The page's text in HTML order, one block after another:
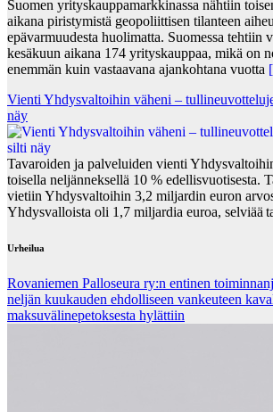
Suomen yrityskauppamarkkinassa nähtiin
aikana piristymistä geopoliittisen tilanteen
epävarmuudesta huolimatta. Suomessa tehtiin
kesäkuun aikana 174 yrityskauppaa, mikä on
enemmän kuin vastaavana ajankohtana vuotta
Vienti Yhdysvaltoihin väheni –
näy
Tavaroiden ja palveluiden vienti
toisella neljänneksellä 10 % edellisvuotisesta.
vietiin Yhdysvaltoihin 3,2 miljardin euron
Yhdysvalloista oli 1,7 miljardia euroa, selviää
Urheilua
Rovaniemen Palloseura ry:n entinen
neljän kuu­kau­den eh­dol­li­seen van­keu­teen
mak­su­vä­li­ne­pe­tok­ses­ta hy­lät­tiin